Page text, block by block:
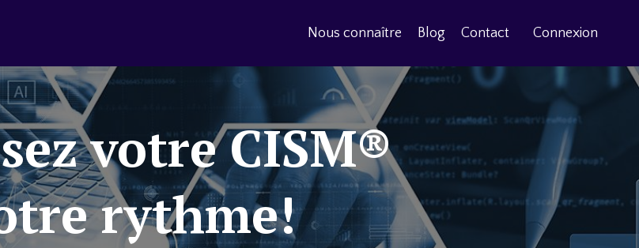
Nous connaître Blog Contact Connexion
votre CISM®
rythme!